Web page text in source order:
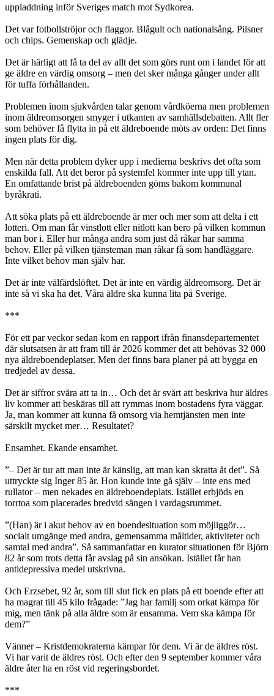
uppladdning inför Sveriges match mot Sydkorea.
Det var fotbollströjor och flaggor. Blågult och nationalsång. Pilsner
och chips. Gemenskap och glädje.
Det är härligt att få ta del av allt det som görs runt om i landet för att
ge äldre en värdig omsorg – men det sker många gånger under allt
för tuffa förhållanden.
Problemen inom sjukvården talar genom vårdköerna men problemen
inom äldreomsorgen smyger i utkanten av samhällsdebatten. Allt fler
som behöver få flytta in på ett äldreboende möts av orden: Det finns
ingen plats för dig.
Men när detta problem dyker upp i medierna beskrivs det ofta som
enskilda fall. Att det beror på systemfel kommer inte upp till ytan.
En omfattande brist på äldreboenden göms bakom kommunal
byråkrati.
Att söka plats på ett äldreboende är mer och mer som att delta i ett
lotteri. Om man får vinstlott eller nitlott kan bero på vilken kommun
man bor i. Eller hur många andra som just då råkar har samma
behov. Eller på vilken tjänsteman man råkar få som handläggare.
Inte vilket behov man själv har.
Det är inte välfärdslöftet. Det är inte en värdig äldreomsorg. Det är
inte så vi ska ha det. Våra äldre ska kunna lita på Sverige.
***
För ett par veckor sedan kom en rapport ifrån finansdepartementet
där slutsatsen är att fram till år 2026 kommer det att behövas 32 000
nya äldreboendeplatser. Men det finns bara planer på att bygga en
tredjedel av dessa.
Det är siffror svåra att ta in… Och det är svårt att beskriva hur äldres
liv kommer att beskäras till att rymmas inom bostadens fyra väggar.
Ja, man kommer att kunna få omsorg via hemtjänsten men inte
särskilt mycket mer… Resultatet?
Ensamhet. Ekande ensamhet.
”– Det är tur att man inte är känslig, att man kan skratta åt det”. Så
uttryckte sig Inger 85 år. Hon kunde inte gå själv – inte ens med
rullator – men nekades en äldreboendeplats. Istället erbjöds en
torrtoa som placerades bredvid sängen i vardagsrummet.
”(Han) är i akut behov av en boendesituation som möjliggör…
socialt umgänge med andra, gemensamma måltider, aktiviteter och
samtal med andra”. Så sammanfattar en kurator situationen för Björn
82 år som trots detta får avslag på sin ansökan. Istället får han
antidepressiva medel utskrivna.
Och Erzsebet, 92 år, som till slut fick en plats på ett boende efter att
ha magrat till 45 kilo frågade: ”Jag har familj som orkat kämpa för
mig, men tänk på alla äldre som är ensamma. Vem ska kämpa för
dem?”
Vänner – Kristdemokraterna kämpar för dem. Vi är de äldres röst.
Vi har varit de äldres röst. Och efter den 9 september kommer våra
äldre åter ha en röst vid regeringsbordet.
***